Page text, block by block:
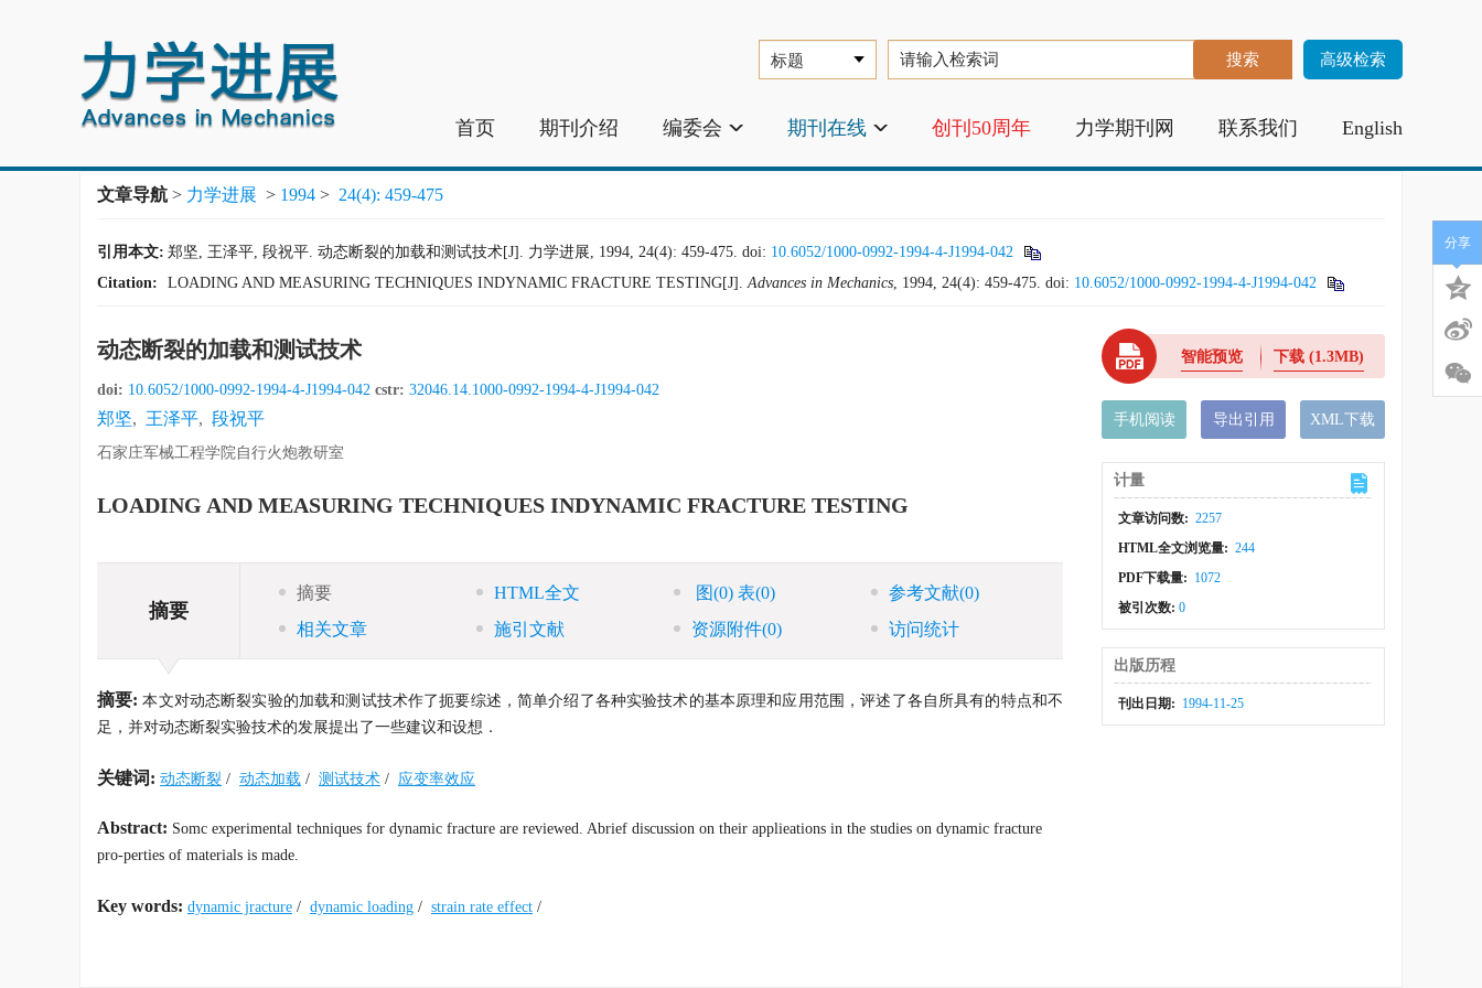
高级检索
首页 期刊介绍 编委会 期刊在线 创刊50周年 力学期刊网 联系我们 English
文章导航 > 力学进展 > 1994 > 24(4): 459-475
引用本文: 郑坚, 王泽平, 段祝平. 动态断裂的加载和测试技术[J]. 力学进展, 1994, 24(4): 459-475. doi: 10.6052/1000-0992-1994-4-J1994-042
Citation:
LOADING AND MEASURING TECHNIQUES INDYNAMIC FRACTURE TESTING[J].Advances in Mechanics, 1994, 24(4): 459-475. doi: 10.6052/1000-0992-1994-4-J1994-042
动态断裂的加载和测试技术
doi: 10.6052/1000-0992-1994-4-J1994-042 cstr: 32046.14.1000-0992-1994-4-J1994-042
郑坚, 王泽平, 段祝平
石家庄军械工程学院自行火炮教研室
LOADING AND MEASURING TECHNIQUES INDYNAMIC FRACTURE TESTING
摘要
摘要 HTML全文 图(0) 表(0) 参考文献(0)
相关文章
施引文献 资源附件(0) 访问统计
摘要: 本文对动态断裂实验的加载和测试技术作了扼要综述，简单介绍了各种实验技术的基本原理和应用范围，评述了各自所具有的特点和不
足，并对动态断裂实验技术的发展提出了一些建议和设想．
关键词: 动态断裂 / 动态加载 / 测试技术 / 应变率效应
Abstract: Somc experimental techniques for dynamic fracture are reviewed. Abrief discussion on their applieations in the studies on dynamic fracture
pro-perties of materials is made.
Key words: dynamic jracture / dynamic loading / strain rate effect /
智能预览 下载(1.3MB)
手机阅读 导出引用 XML下载
计量
文章访问数: 2257
HTML全文浏览量: 244
PDF下载量: 1072
被引次数:0
出版历程
刊出日期: 1994-11-25
分享